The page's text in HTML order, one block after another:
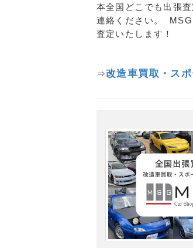
本全国どこでも出張
連絡ください。 MSG
査定いたします！
⇒改造車買取・ス